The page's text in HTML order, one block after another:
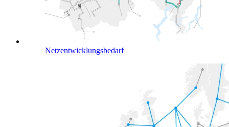
Netzentwicklungsbedarf